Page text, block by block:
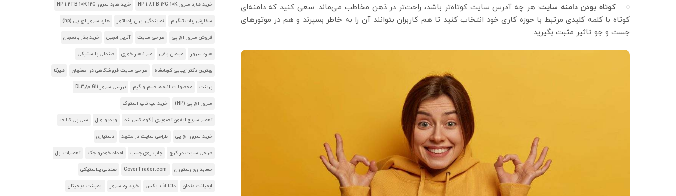
کوتاه بودن دامنه سایت: هر چه آدرس سایت کوتاه‌تر باشد، راحت‌تر در ذهن مخاطب می‌ماند. سعی کنید که دامنه‌ای
کوتاه با کلمه کلیدی مرتبط با حوزه کاری خود انتخاب کنید تا هم کاربران بتوانند آن را به خاطر بسپرند و هم در موتورهای
جست و جو تاثیر مثبت بگیرید.
خرید هارد سرور HP 1.8TB 12G 10K خرید هارد سرور HP 1.2TB 10K 12G
سفارش ربات تلگرام نمایندگی ایران رادیاتور هارد سرور اچ پی (hp)
فروش سرور اچ پی طراحی سایت آنریل انجین خرید بذر بادمجان
هارد سرور مبلمان باغی میز ناهار خوری صندلی پلاستیکی
بهترین دکتر زیبایی کرمانشاه طراحی سایت فروشگاهی در اصفهان هیرکا
پرینت محصولات انیمه، فیلم و گیم بررسی سرور DL380 G11
سرور اچ پی (HP) خرید لپ تاپ استوک
تعمیر سریع آیفون تصویری | کوماکس لند ویدیو وال سی پی کالاف
خرید سرور اچ پی طراحی سایت در مشهد دستیاری
طراحی سایت در کرج چاپ روی چسب امداد خودرو جک تعمیرات اپل
حسابداری رستوران CoverTrader.com صندلی پلاستیکی
ایمپلنت دندان دلتا اف ایکس خرید رم سرور ایمپلنت دیجیتال